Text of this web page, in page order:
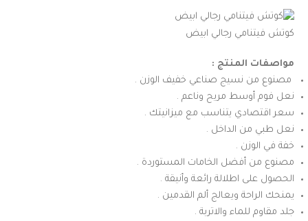
كوتش فيتنامي رجالي ابيض
مواصفات المنتج :
مصنوع من نسيج صناعي خفيف الوزن .
نعل فوم أوسط مريح وناعم .
سعر اقتصادي يتناسب مع ميزانيتك .
نعل طبي من الداخل .
خفة في الوزن .
مصنوع من أفضل الخامات المستوردة .
الحصول على اطلالة رائعة وأنيقة .
يمنحك الراحة ويعالج ألم القدمين .
جلد مقاوم للماء والاتربة .